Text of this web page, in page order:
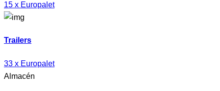
15 x Europalet
Trailers
33 x Europalet
Almacén